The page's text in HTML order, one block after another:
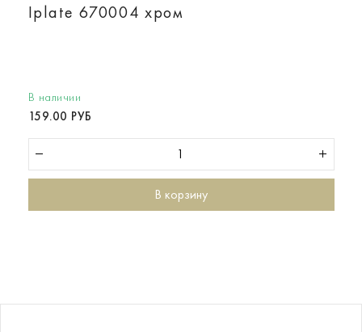
Iplate 670004 хром
В наличии
159.00 РУБ
В корзину